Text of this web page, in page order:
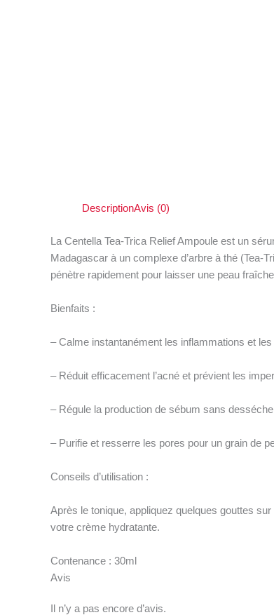
DescriptionAvis (0)
La Centella Tea-Trica Relief Ampoule est un
Madagascar à un complexe d’arbre à thé (Tea-
pénètre rapidement pour laisser une peau
Bienfaits :
– Calme instantanément les inflammations et
– Réduit efficacement l’acné et prévient les
– Régule la production de sébum sans
– Purifie et resserre les pores pour un grain de
Conseils d’utilisation :
Après le tonique, appliquez quelques gouttes
votre crème hydratante.
Contenance : 30ml
Avis
Il n’y a pas encore d’avis.